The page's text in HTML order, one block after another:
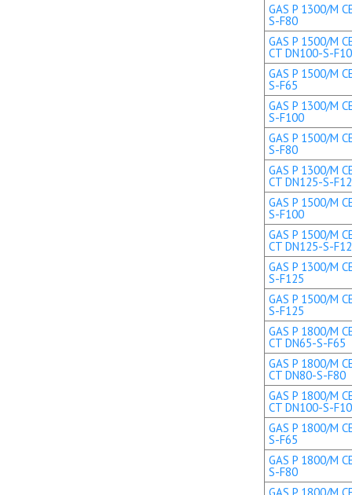
GAS P 1300/M
S-F80
GAS P 1500/M
CT DN100-S-
GAS P 1500/M
S-F65
GAS P 1300/M
S-F100
GAS P 1500/M
S-F80
GAS P 1300/M
CT DN125-S-
GAS P 1500/M
S-F100
GAS P 1500/M
CT DN125-S-
GAS P 1300/M
S-F125
GAS P 1500/M
S-F125
GAS P 1800/M
CT DN65-S-F65
GAS P 1800/M
CT DN80-S-F80
GAS P 1800/M
CT DN100-S-
GAS P 1800/M
S-F65
GAS P 1800/M
S-F80